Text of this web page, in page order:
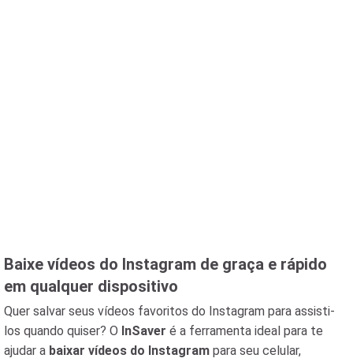
Baixe vídeos do Instagram de graça e rápido
em qualquer dispositivo
Quer salvar seus vídeos favoritos do Instagram para assisti-
los quando quiser? O InSaver é a ferramenta ideal para te
ajudar a baixar vídeos do Instagram para seu celular,